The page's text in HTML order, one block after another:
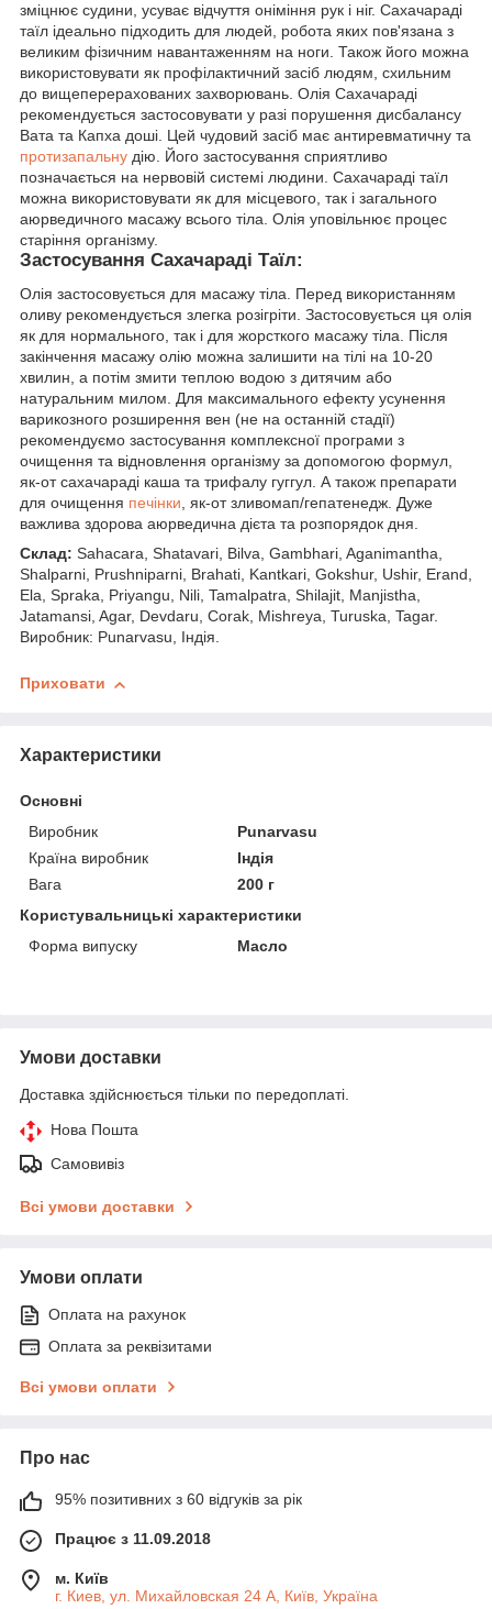
зміцнює судини, усуває відчуття оніміння рук і ніг. Сахачараді
таїл ідеально підходить для людей, робота яких пов'язана з
великим фізичним навантаженням на ноги. Також його можна
використовувати як профілактичний засіб людям, схильним
до вищеперерахованих захворювань. Олія Сахачараді
рекомендується застосовувати у разі порушення дисбалансу
Вата та Капха доші. Цей чудовий засіб має антиревматичну та
протизапальну дію. Його застосування сприятливо
позначається на нервовій системі людини. Сахачараді таїл
можна використовувати як для місцевого, так і загального
аюрведичного масажу всього тіла. Олія уповільнює процес
старіння організму.
Застосування Сахачараді Таїл:
Олія застосовується для масажу тіла. Перед використанням
оливу рекомендується злегка розігріти. Застосовується ця олія
як для нормального, так і для жорсткого масажу тіла. Після
закінчення масажу олію можна залишити на тілі на 10-20
хвилин, а потім змити теплою водою з дитячим або
натуральним милом. Для максимального ефекту усунення
варикозного розширення вен (не на останній стадії)
рекомендуємо застосування комплексної програми з
очищення та відновлення організму за допомогою формул,
як-от сахачараді каша та трифалу гуггул. А також препарати
для очищення печінки, як-от зливомап/гепатенедж. Дуже
важлива здорова аюрведична дієта та розпорядок дня.
Склад: Sahacara, Shatavari, Bilva, Gambhari, Aganimantha,
Shalparni, Prushniparni, Brahati, Kantkari, Gokshur, Ushir, Erand,
Ela, Spraka, Priyangu, Nili, Tamalpatra, Shilajit, Manjistha,
Jatamansi, Agar, Devdaru, Corak, Mishreya, Turuska, Tagar.
Виробник: Punarvasu, Індія.
Приховати
Характеристики
Основні
Виробник
Punarvasu
Країна виробник
Індія
Вага
200 г
Користувальницькі характеристики
Форма випуску
Масло
Умови доставки
Доставка здійснюється тільки по передоплаті.
Нова Пошта
Самовивіз
Всі умови доставки
Умови оплати
Оплата на рахунок
Оплата за реквізитами
Всі умови оплати
Про нас
95% позитивних з 60 відгуків за рік
Працює з 11.09.2018
м. Київ
г. Киев, ул. Михайловская 24 А, Київ, Україна